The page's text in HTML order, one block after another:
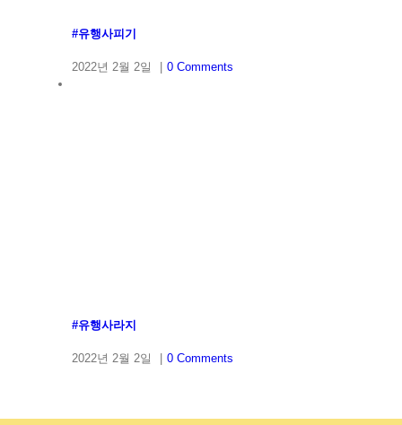
#유행사피기
2022년 2월 2일 0 Comments
#유행사라지
2022년 2월 2일 0 Comments